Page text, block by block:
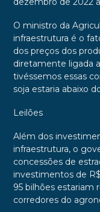
O ministro da
infraestrutura é o
dos preços dos
diretamente ligada
tivéssemos essas
soja estaria abaixo
Leilões
Além dos
infraestrutura, o
concessões de
investimentos de
95 bilhões estariam
corredores do